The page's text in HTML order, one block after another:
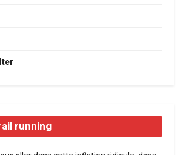
running